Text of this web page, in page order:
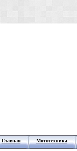
Главная Мототехника